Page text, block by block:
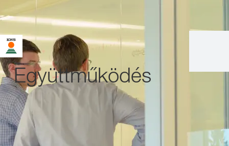
Együttműködés